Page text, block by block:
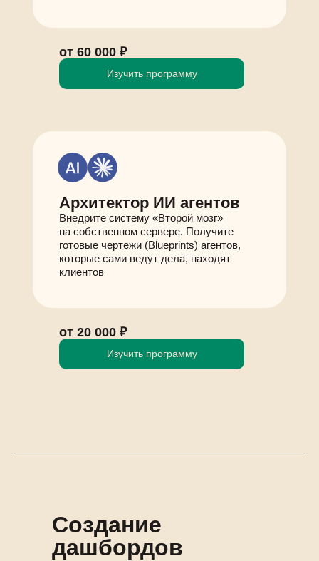
от 60 000 ₽
Изучить программу
Архитектор ИИ агентов
Внедрите систему «Второй мозг»
на собственном сервере. Получите
готовые чертежи (Blueprints) агентов,
которые сами ведут дела, находят
клиентов
от 20 000 ₽
Изучить программу
Создание
дашбордов